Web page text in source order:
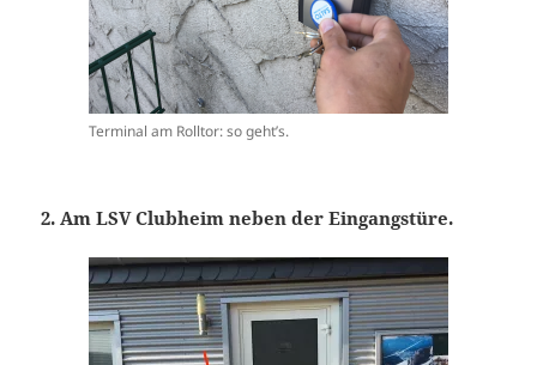
Terminal am Rolltor: so geht’s.
2. Am LSV Clubheim neben der Eingangstüre.